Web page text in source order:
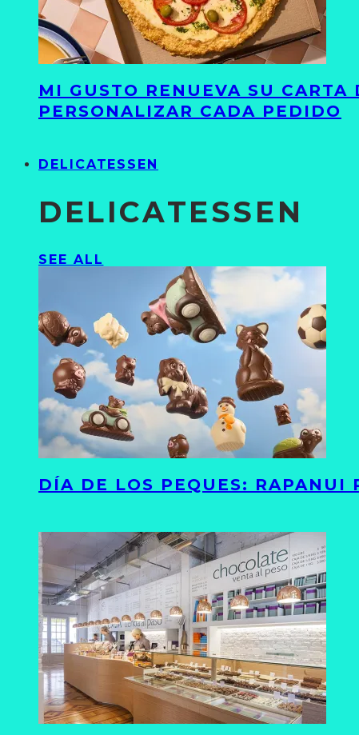
MI GUSTO RENUEVA SU
PERSONALIZAR CADA PEDIDO
DELICATESSEN
DELICATESSEN
SEE ALL
DÍA DE LOS PEQUES: RAPANUI